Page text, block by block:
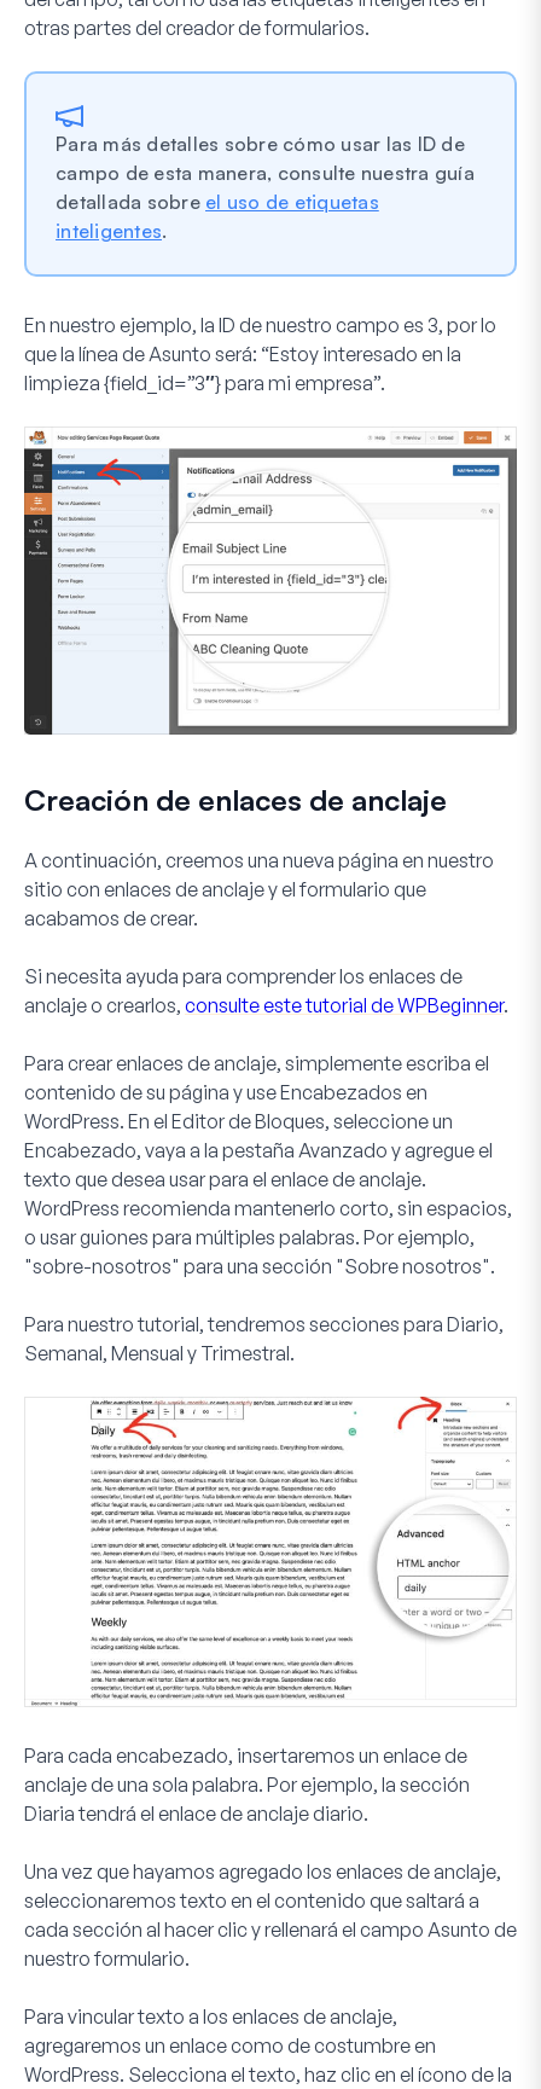
otras partes del creador de formularios.
Para más detalles sobre cómo usar las ID de
campo de esta manera, consulte nuestra guía
detallada sobre el uso de etiquetas
inteligentes.
En nuestro ejemplo, la ID de nuestro campo es 3, por lo
que la línea de Asunto será: “Estoy interesado en la
limpieza {field_id=”3″} para mi empresa”.
Creación de enlaces de anclaje
A continuación, creemos una nueva página en nuestro
sitio con enlaces de anclaje y el formulario que
acabamos de crear.
Si necesita ayuda para comprender los enlaces de
anclaje o crearlos, consulte este tutorial de WPBeginner.
Para crear enlaces de anclaje, simplemente escriba el
contenido de su página y use Encabezados en
WordPress. En el Editor de Bloques, seleccione un
Encabezado, vaya a la pestaña Avanzado y agregue el
texto que desea usar para el enlace de anclaje.
WordPress recomienda mantenerlo corto, sin espacios,
o usar guiones para múltiples palabras. Por ejemplo,
"sobre-nosotros" para una sección "Sobre nosotros".
Para nuestro tutorial, tendremos secciones para Diario,
Semanal, Mensual y Trimestral.
Para cada encabezado, insertaremos un enlace de
anclaje de una sola palabra. Por ejemplo, la sección
Diaria tendrá el enlace de anclajediario.
Una vez que hayamos agregado los enlaces de anclaje,
seleccionaremos texto en el contenido que saltará a
cada sección al hacer clic y rellenará el campo Asunto de
nuestro formulario.
Para vincular texto a los enlaces de anclaje,
agregaremos un enlace como de costumbre en
WordPress. Selecciona el texto, haz clic en el ícono de la